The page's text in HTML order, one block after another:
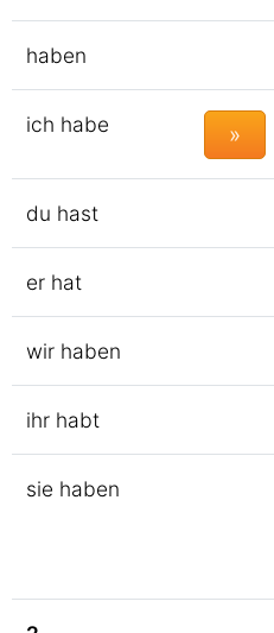
haben
ich habe »
du hast
er hat
wir haben
ihr habt
sie haben